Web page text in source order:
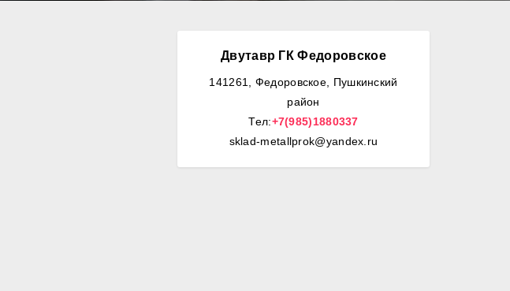
Двутавр ГК Федоровское
141261, Федоровское, Пушкинский
район
Тел:+7(985)1880337
sklad-metallprok@yandex.ru